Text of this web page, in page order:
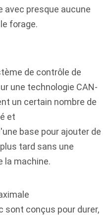
presque aucune
forage.
de contrôle de
une technologie CAN-
un certain nombre de
et
base pour ajouter de
tard sans une
la machine.
sont conçus pour durer,